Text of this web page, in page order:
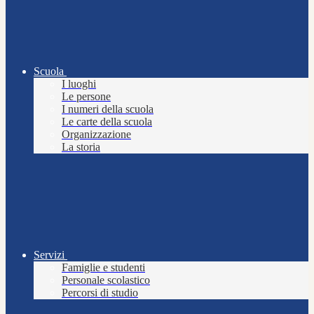
Scuola
I luoghi
Le persone
I numeri della scuola
Le carte della scuola
Organizzazione
La storia
Servizi
Famiglie e studenti
Personale scolastico
Percorsi di studio